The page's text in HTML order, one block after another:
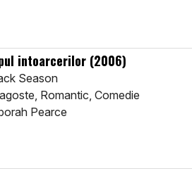
intoarcerilor (2006)
Season
Romantic, Comedie
Pearce